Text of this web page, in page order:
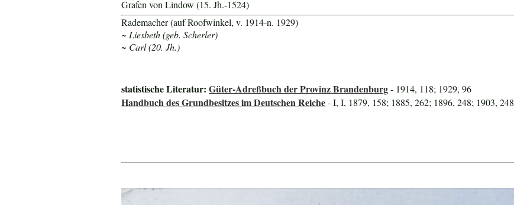
Grafen von Lindow (15. Jh.-1524)
Rademacher (auf Roofwinkel, v. 1914-n. 1929)
~ Liesbeth (geb. Scherler)
~ Carl (20. Jh.)
statistische Literatur:Güter-Adreßbuch der Provinz Brandenburg- 1914, 118; 1929, 96
Handbuch des Grundbesitzes im Deutschen Reiche- I, I, 1879, 158; 1885, 262; 1896, 248; 1903, 248